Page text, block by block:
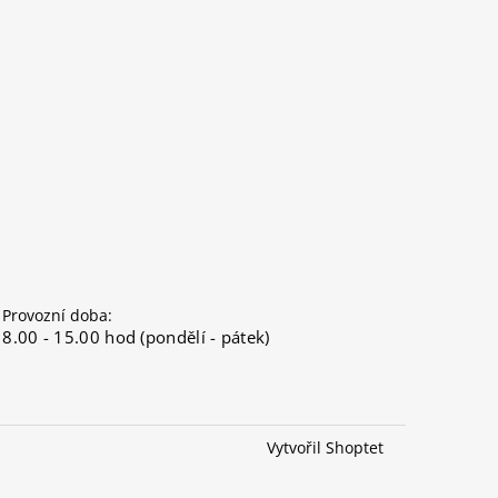
Provozní doba:
8.00 - 15.00 hod (pondělí - pátek)
Vytvořil Shoptet